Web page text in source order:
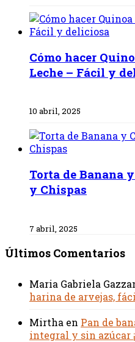
Cómo hacer
Leche – Fácil y
10 abril, 2025
Torta de Banana
y Chispas
7 abril, 2025
Últimos Comentarios
Maria Gabriela
harina de arvejas,
Mirtha en Pan de
integral y sin azúcar